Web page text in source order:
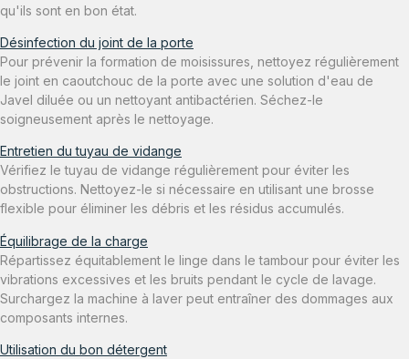
qu'ils sont en bon état.
Désinfection du joint de la porte
Pour prévenir la formation de moisissures, nettoyez régulièrement
le joint en caoutchouc de la porte avec une solution d'eau de
Javel diluée ou un nettoyant antibactérien. Séchez-le
soigneusement après le nettoyage.
Entretien du tuyau de vidange
Vérifiez le tuyau de vidange régulièrement pour éviter les
obstructions. Nettoyez-le si nécessaire en utilisant une brosse
flexible pour éliminer les débris et les résidus accumulés.
Équilibrage de la charge
Répartissez équitablement le linge dans le tambour pour éviter les
vibrations excessives et les bruits pendant le cycle de lavage.
Surchargez la machine à laver peut entraîner des dommages aux
composants internes.
Utilisation du bon détergent